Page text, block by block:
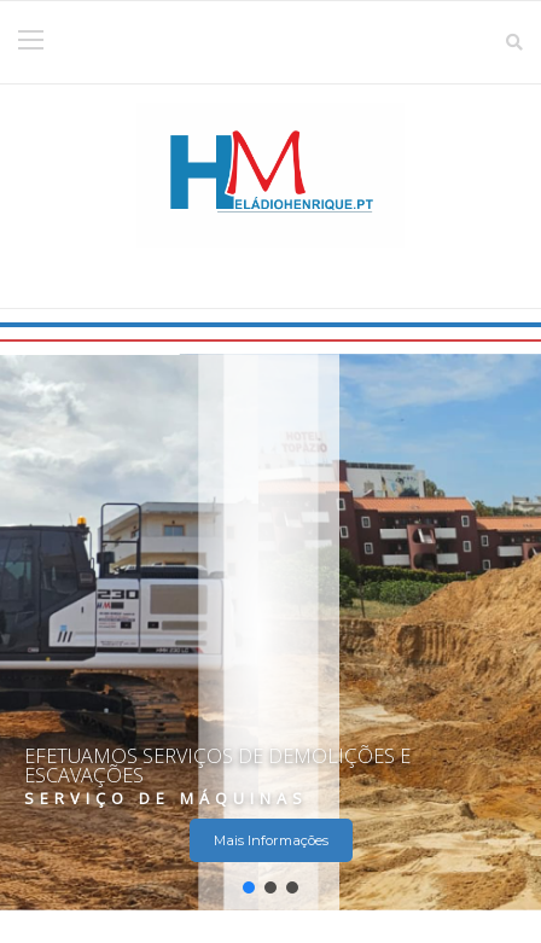
EFETUAMOS SERVIÇOS DE DEMOLIÇÕES E
ESCAVAÇÕES
SERVIÇO DE MÁQUINAS
Mais Informações